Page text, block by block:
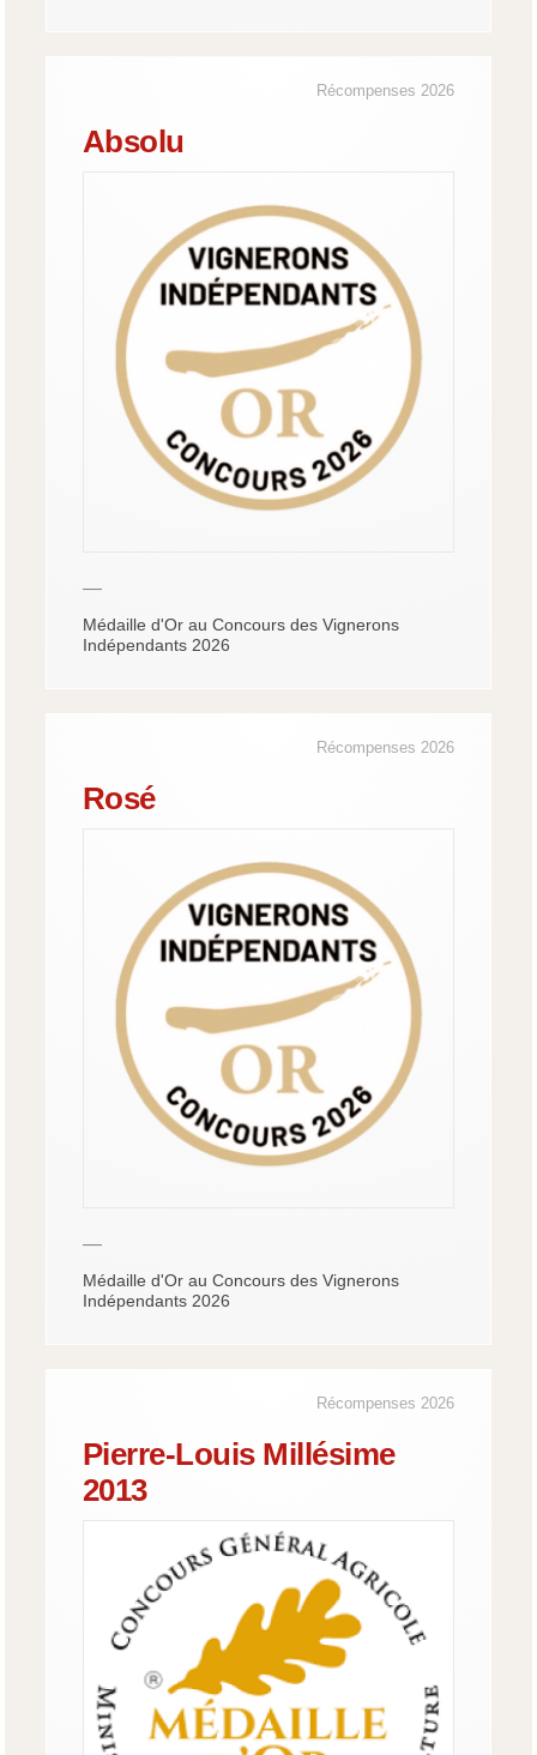
Récompenses 2026
Absolu
—
Médaille d'Or au Concours des Vignerons
Indépendants 2026
Récompenses 2026
Rosé
—
Médaille d'Or au Concours des Vignerons
Indépendants 2026
Récompenses 2026
Pierre-Louis Millésime
2013